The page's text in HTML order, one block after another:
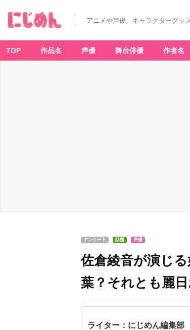
アニメや声優、キャラクターグッ
TOP 作品名 声優 舞台俳優 作者名
アンケート 話題 声優
佐倉綾音が演じ
葉？それとも麗日
ライター：にじめん編集部